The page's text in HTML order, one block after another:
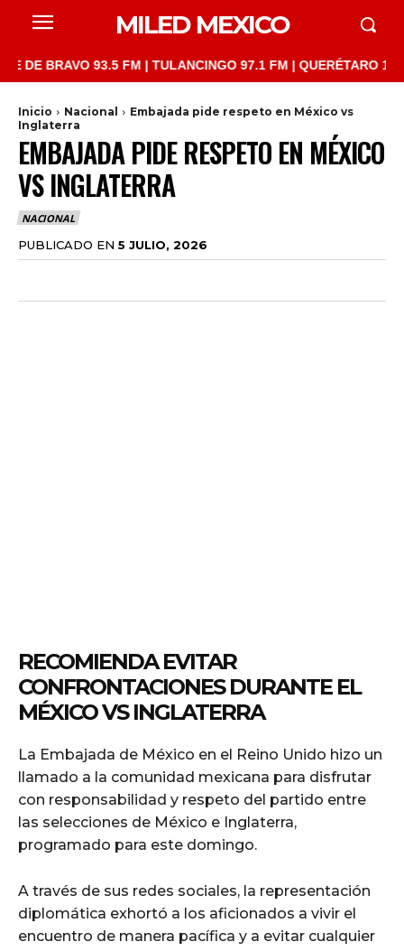
MILED MEXICO
93.5 FM | TULANCINGO 97.1 FM | QUERÉTARO 103.1
Inicio Nacional
Embajada pide respeto en México vs
Inglaterra
EMBAJADA PIDE RESPETO EN MÉXICO
VS INGLATERRA
NACIONAL
PUBLICADO EN 5 JULIO, 2026
RECOMIENDA EVITAR
CONFRONTACIONES DURANTE EL
MÉXICO VS INGLATERRA
La Embajada de México en el Reino Unido hizo un
llamado a la comunidad mexicana para disfrutar
con responsabilidad y respeto del partido entre
las selecciones de México e Inglaterra,
programado para este domingo.
A través de sus redes sociales, la representación
diplomática exhortó a los aficionados a vivir el
encuentro de manera pacífica y a evitar cualquier